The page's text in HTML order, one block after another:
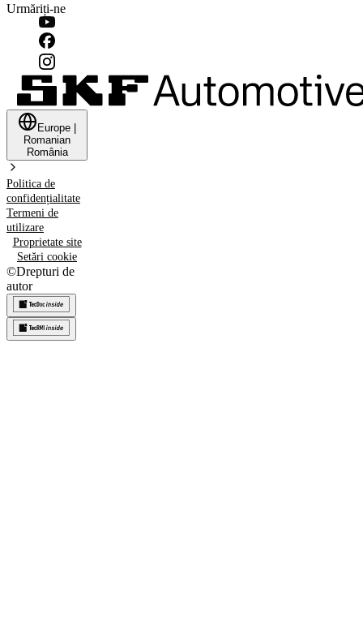
Urmăriți-ne
Europe
Romanian
România
Politica de
confidențialitate
Termeni de
utilizare
Proprietate site
Setări cookie
©Drepturi de
autor